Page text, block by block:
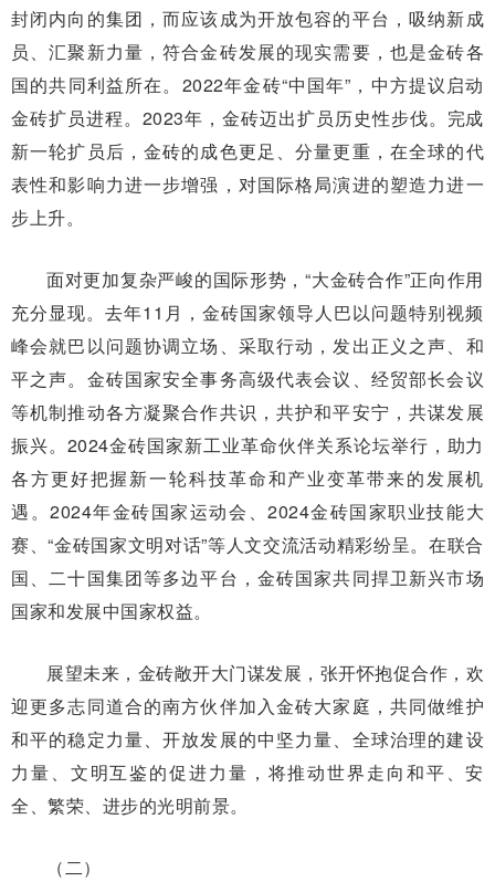
封闭内向的集团，而应该成为开放包容的平台，吸纳新成
员、汇聚新力量，符合金砖发展的现实需要，也是金砖各
国的共同利益所在。2022年金砖“中国年”，中方提议启动
金砖扩员进程。2023年，金砖迈出扩员历史性步伐。完成
新一轮扩员后，金砖的成色更足、分量更重，在全球的代
表性和影响力进一步增强，对国际格局演进的塑造力进一
步上升。
面对更加复杂严峻的国际形势，“大金砖合作”正向作用
充分显现。去年11月，金砖国家领导人巴以问题特别视频
峰会就巴以问题协调立场、采取行动，发出正义之声、和
平之声。金砖国家安全事务高级代表会议、经贸部长会议
等机制推动各方凝聚合作共识，共护和平安宁，共谋发展
振兴。2024金砖国家新工业革命伙伴关系论坛举行，助力
各方更好把握新一轮科技革命和产业变革带来的发展机
遇。2024年金砖国家运动会、2024金砖国家职业技能大
赛、“金砖国家文明对话”等人文交流活动精彩纷呈。在联合
国、二十国集团等多边平台，金砖国家共同捍卫新兴市场
国家和发展中国家权益。
展望未来，金砖敞开大门谋发展，张开怀抱促合作，欢
迎更多志同道合的南方伙伴加入金砖大家庭，共同做维护
和平的稳定力量、开放发展的中坚力量、全球治理的建设
力量、文明互鉴的促进力量，将推动世界走向和平、安
全、繁荣、进步的光明前景。
（二）